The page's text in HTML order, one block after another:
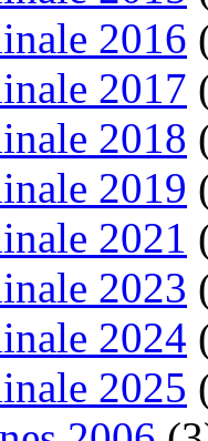
2016
2017
2018
2019
2021
2023
2024
2025